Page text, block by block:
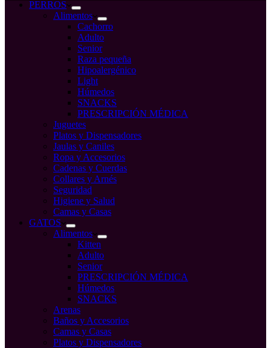
compraPERROS
Alimentos
Cachorro
Adulto
Senior
Raza pequeña
Hipoalergénico
Light
Húmedos
SNACKS
PRESCRIPCIÓN MÉDICA
Juguetes
Platos y Dispensadores
Jaulas y Caniles
Ropa y Accesorios
Cadenas y Cuerdas
Collares y Arnés
Seguridad
Higiene y Salud
Camas y Casas
GATOS
Alimentos
Kitten
Adulto
Senior
PRESCRIPCIÓN MÉDICA
Húmedos
SNACKS
Arenas
Baños y Accesorios
Camas y Casas
Platos y Dispensadores